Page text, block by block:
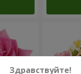
Здравствуйте!